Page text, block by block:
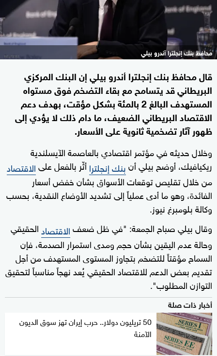
محافظ بنك إنجلترا آندرو بيلي
قال محافظ بنك إنجلترا أندرو بيلي إن البنك المركزي
البريطاني قد يتسامح مع بقاء التضخم فوق مستواه
المستهدف البالغ 2 بالمئة بشكل مؤقت، بهدف دعم
الاقتصاد البريطاني الضعيف، ما دام ذلك لا يؤدي إلى
ظهور آثار تضخمية ثانوية على الأسعار.
وخلال حديثه في مؤتمر اقتصادي بالعاصمة الآيسلندية
ريكيافيك، أوضح بيلي أنبنك إنجلتراأثّر بالفعل علىالاقتصاد
من خلال تقليص توقعات الأسواق بشأن خفض أسعار
الفائدة، وهو ما أدى عملياً إلى تشديد الأوضاع النقدية، بحسب
وكالة بلومبرغ نيوز.
وقال بيلي صباح الجمعة: "في ظل ضعفالاقتصادالحقيقي
وحالة عدم اليقين بشأن حجم ومدى استمرار الصدمة، فإن
السماح مؤقتاً للتضخم بتجاوز المستوى المستهدف من أجل
تقديم بعض الدعم للاقتصاد الحقيقي يُعد نهجاً مناسباً لتحقيق
التوازن المطلوب".
أخبار ذات صلة
50 تريليون دولار.. حرب إيران تهز سوق الديون
الآمنة